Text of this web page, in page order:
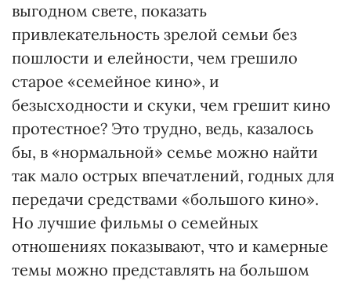
выгодном свете, показать
привлекательность зрелой семьи без
пошлости и елейности, чем грешило
старое «семейное кино», и
безысходности и скуки, чем грешит кино
протестное? Это трудно, ведь, казалось
бы, в «нормальной» семье можно найти
так мало острых впечатлений, годных для
передачи средствами «большого кино».
Но лучшие фильмы о семейных
отношениях показывают, что и камерные
темы можно представлять на большом